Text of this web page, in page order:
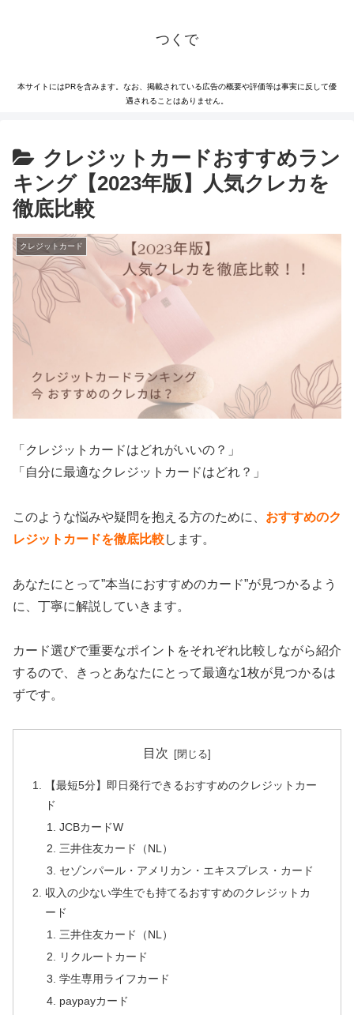
つくで
本サイトにはPRを含みます。なお、掲載されている広告の概要や評価等は事実に反して優
遇されることはありません。
クレジットカードおすすめラン
キング【2023年版】人気クレカを
徹底比較
クレジットカード
「クレジットカードはどれがいいの？」
「自分に最適なクレジットカードはどれ？」
このような悩みや疑問を抱える方のために、 おすすめのク
レジットカードを徹底比較します。
あなたにとって”本当におすすめのカード”が見つかるよう
に、丁寧に解説していきます。
カード選びで重要なポイントをそれぞれ比較しながら紹介
するので、きっとあなたにとって最適な1枚が見つかるは
ずです。
目次
【最短5分】即日発行できるおすすめのクレジットカー
ド
JCBカードW
三井住友カード（NL）
セゾンパール・アメリカン・エキスプレス・カード
収入の少ない学生でも持てるおすすめのクレジットカ
ード
三井住友カード（NL）
リクルートカード
学生専用ライフカード
paypayカード